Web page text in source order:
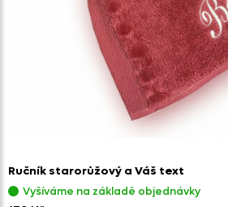
Ručník starorůžový a Váš text
Vyšíváme na základě objednávky